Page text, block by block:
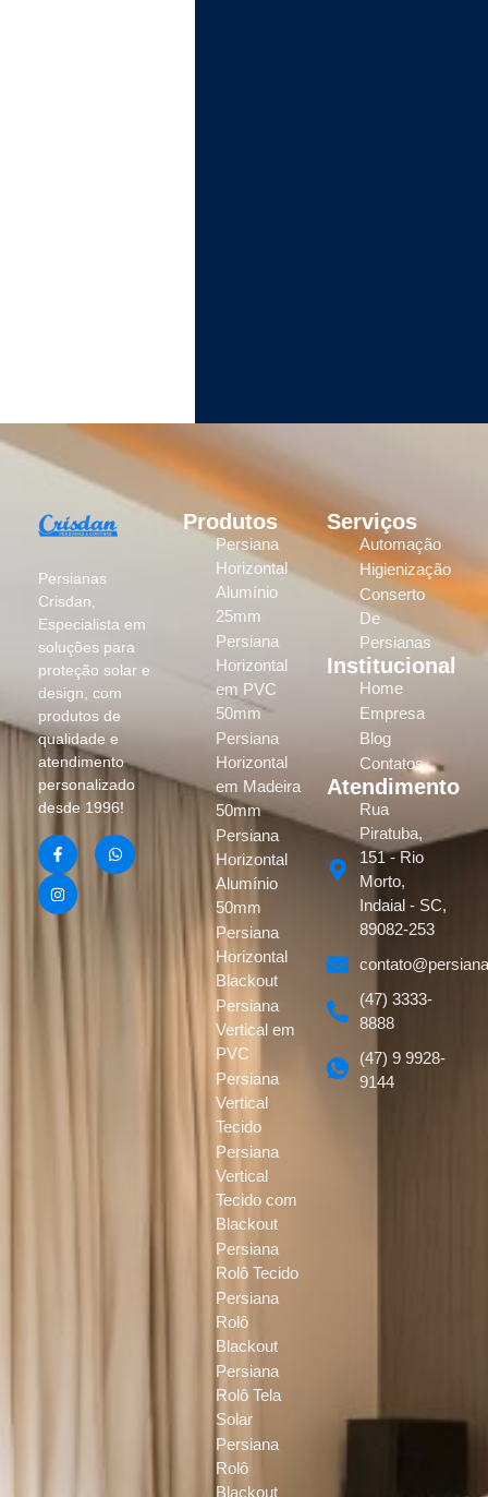
Persianas
Crisdan,
Especialista em
soluções para
proteção solar e
design, com
produtos de
qualidade e
atendimento
personalizado
desde 1996!
Produtos
Persiana
Horizontal
Alumínio
25mm
Persiana
Horizontal
em PVC
50mm
Persiana
Horizontal
em Madeira
50mm
Persiana
Horizontal
Alumínio
50mm
Persiana
Horizontal
Blackout
Persiana
Vertical em
PVC
Persiana
Vertical
Tecido
Persiana
Vertical
Tecido com
Blackout
Persiana
Rolô Tecido
Persiana
Rolô
Blackout
Persiana
Rolô Tela
Solar
Persiana
Rolô
Blackout
Serviços
Automação
Higienização
Conserto
De
Persianas
Institucional
Home
Empresa
Blog
Contatos
Atendimento
Rua
Piratuba,
151 - Rio
Morto,
Indaial - SC,
89082-253
(47) 3333-
8888
(47) 9 9928-
9144